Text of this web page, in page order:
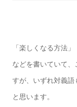
「楽しくなる方法」
などを書いていて
すが、いずれ対義
と思います。